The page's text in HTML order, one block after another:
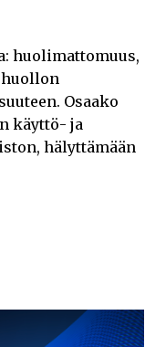
huolimattomuus,
huollon
Osaako
käyttö- ja
hälyttämään